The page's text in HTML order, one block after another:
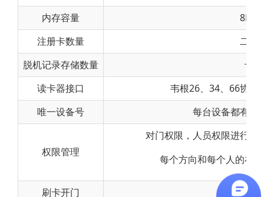
内存容量
8M
注册卡数量
二十
脱机记录存储数量
十
读卡器接口
韦根26、34、66协议
唯一设备号
每台设备都有唯
权限管理
对门权限，人员权限进行分
每个方向和每个人的在
刷卡开门